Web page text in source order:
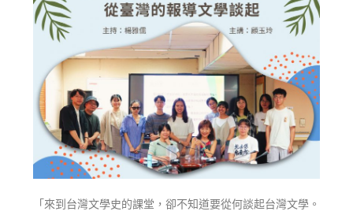
「來到台灣文學史的課堂，卻不知道要從何談起台灣文學。